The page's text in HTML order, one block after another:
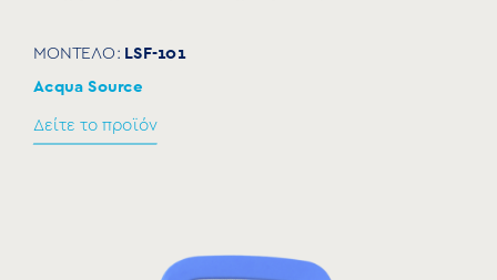
ΜΟΝΤΕΛΟ: LSF-101
Acqua Source
Δείτε το προϊόν